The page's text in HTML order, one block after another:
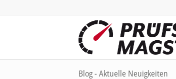
Blog - Aktuelle Neuigkeiten